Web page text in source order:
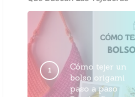
Cómo tejer un
bolso origami
paso a paso